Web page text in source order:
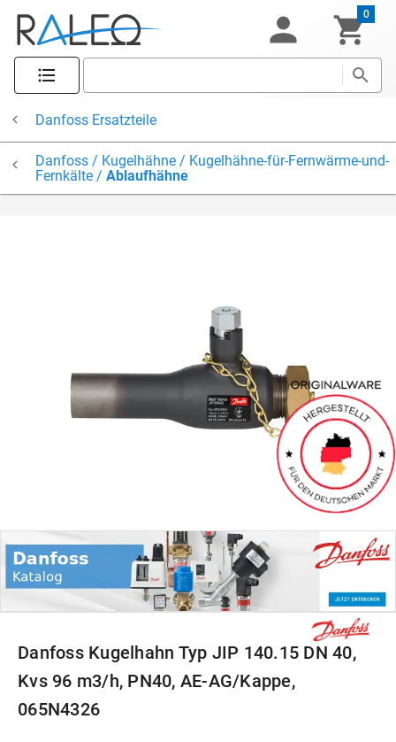
0
Danfoss Ersatzteile
Danfoss / Kugelhähne / Kugelhähne-für-Fernwärme-und-
Fernkälte / Ablaufhähne
Danfoss Kugelhahn Typ JIP 140.15 DN 40,
Kvs 96 m3/h, PN40, AE-AG/Kappe,
065N4326